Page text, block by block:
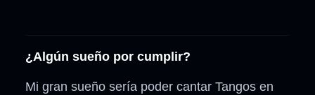
¿Algún sueño por cumplir?
Mi gran sueño sería poder cantar Tangos en